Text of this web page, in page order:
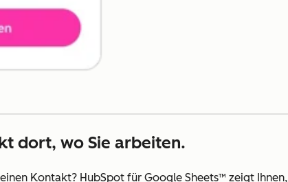
dort, wo Sie arbeiten.
Kontakt? HubSpot für Google Sheets™ zeigt Ihnen,